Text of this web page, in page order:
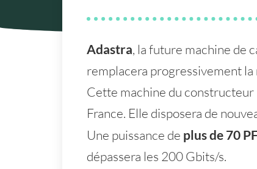
Adastra, la future machine de
remplacera progressivement la
Cette machine du constructeur
France. Elle disposera de
Une puissance de plus de 70
dépassera les 200 Gbits/s.